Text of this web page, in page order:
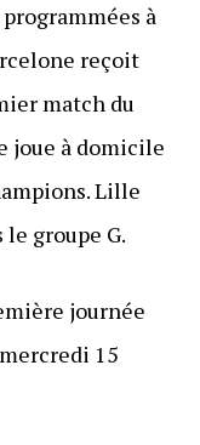
à
reçoit
match du
joue à domicile
Lille
groupe G.
journée
15